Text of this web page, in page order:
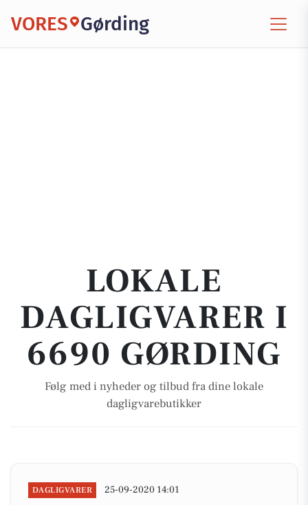
VORES Gørding
LOKALE
DAGLIGVARER I
6690 GØRDING
Følg med i nyheder og tilbud fra dine lokale
dagligvarebutikker
DAGLIGVARER 25-09-2020 14:01